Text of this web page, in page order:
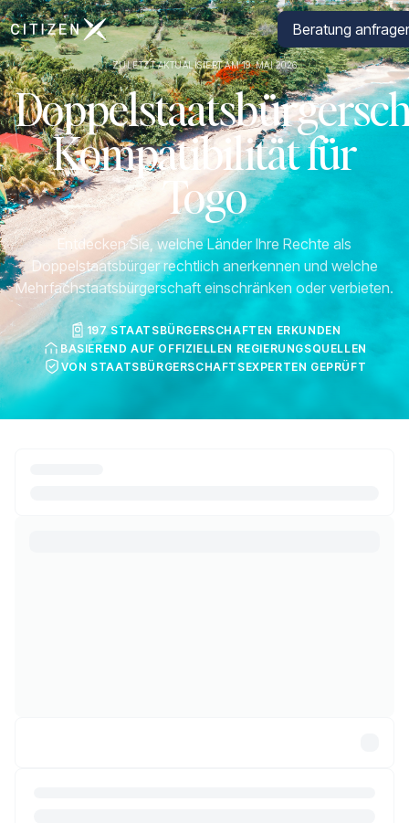
Zur Startseite von CitizenX Beratung
ZULETZT AKTUALISIERT AM 19. MAI 2026
Kompatibilität für
Togo
Entdecken Sie, welche Länder Ihre Rechte als
Doppelstaatsbürger rechtlich anerkennen und welche
Mehrfachstaatsbürgerschaft einschränken oder verbieten.
197 STAATSBÜRGERSCHAFTEN ERKUNDEN
BASIEREND AUF OFFIZIELLEN REGIERUNGSQUELLEN
VON STAATSBÜRGERSCHAFTSEXPERTEN GEPRÜFT